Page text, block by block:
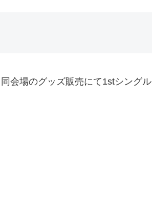
会場のグッズ販売にて1stシングル